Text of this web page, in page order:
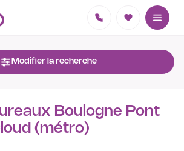
Modifier la recherche
Boulogne Pont
(métro)